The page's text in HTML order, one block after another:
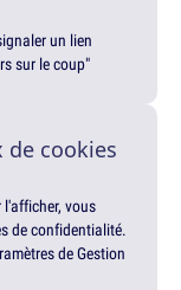
un lien
sur le coup"
de cookies
vous
de confidentialité.
de Gestion